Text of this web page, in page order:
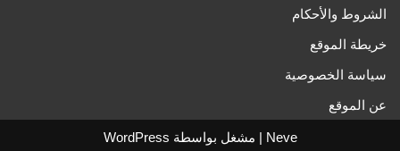
الشروط والأحكام
خريطة الموقع
سياسة الخصوصية
عن الموقع
Neve | مشغل بواسطة WordPress